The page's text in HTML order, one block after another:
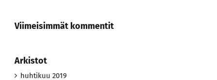
Viimeisimmät kommentit
Arkistot
huhtikuu 2019